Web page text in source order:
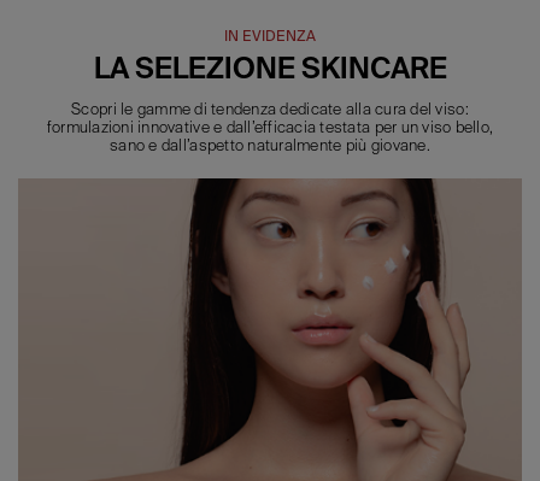
IN EVIDENZA
LA SELEZIONE SKINCARE
Scopri le gamme di tendenza dedicate alla cura del viso:
formulazioni innovative e dall’efficacia testata per un viso bello,
sano e dall’aspetto naturalmente più giovane.